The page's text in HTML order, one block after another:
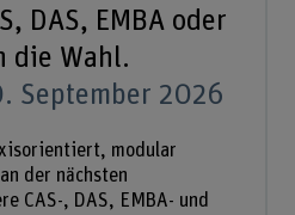
DAS, EMBA oder
die Wahl.
September 2026
modular
der nächsten
CAS-, DAS, EMBA- und